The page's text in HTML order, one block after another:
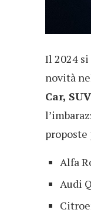
Il 2024
novità
Car,
proposte
Alfa
Audi